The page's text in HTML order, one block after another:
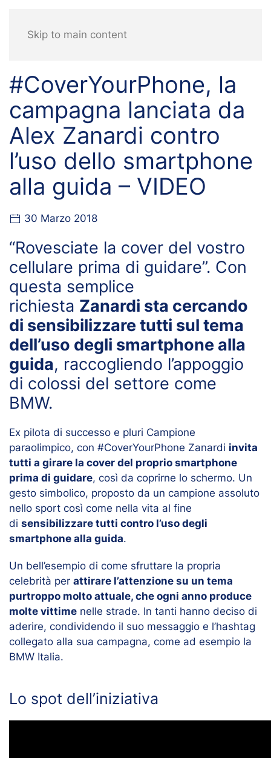
Skip to main content
#CoverYourPhone, la
campagna lanciata da
Alex Zanardi contro
l’uso dello smartphone
alla guida – VIDEO
30 Marzo 2018
“Rovesciate la cover del vostro
cellulare prima di guidare”. Con
questa semplice
richiesta Zanardi sta cercando
di sensibilizzare tutti sul tema
dell’uso degli smartphone alla
guida, raccogliendo l’appoggio
di colossi del settore come
BMW.
Ex pilota di successo e pluri Campione
paraolimpico, con #CoverYourPhone Zanardi invita
tutti a girare la cover del proprio smartphone
prima di guidare, così da coprirne lo schermo. Un
gesto simbolico, proposto da un campione assoluto
nello sport così come nella vita al fine
di sensibilizzare tutti contro l’uso degli
smartphone alla guida.
Un bell’esempio di come sfruttare la propria
celebrità per attirare l’attenzione su un tema
purtroppo molto attuale, che ogni anno produce
molte vittime nelle strade. In tanti hanno deciso di
aderire, condividendo il suo messaggio e l’hashtag
collegato alla sua campagna, come ad esempio la
BMW Italia.
Lo spot dell’iniziativa